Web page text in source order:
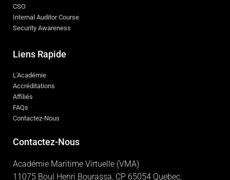
CSO
Internal Auditor Course
Security Awareness
Liens Rapide
L'Académie
Accréditations
Affiliés
FAQs
Contactez-Nous
Contactez-Nous
Académie Maritime Virtuelle (VMA)
11075 Boul Henri Bourassa, CP 65054 Quebec,